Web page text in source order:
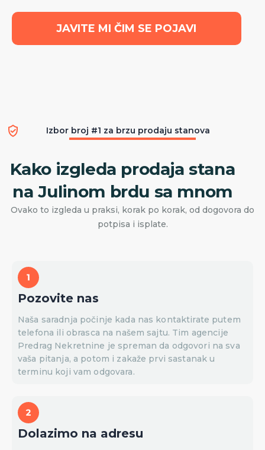
JAVITE MI ČIM SE POJAVI
Izbor broj #1 za brzu prodaju stanova
Kako izgleda prodaja stana
na Julinom brdu sa mnom
Ovako to izgleda u praksi, korak po korak, od dogovora do
potpisa i isplate.
Pozovite nas
Naša saradnja počinje kada nas kontaktirate putem
telefona ili obrasca na našem sajtu. Tim agencije
Predrag Nekretnine je spreman da odgovori na sva
vaša pitanja, a potom i zakaže prvi sastanak u
terminu koji vam odgovara.
Dolazimo na adresu